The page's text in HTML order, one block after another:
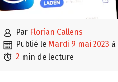
 par Florian Callens
 publié le mardi 9 mai 2023 à
 2 min de lecture